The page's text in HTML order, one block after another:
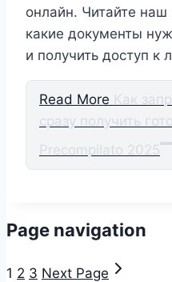
онлайн. Читайте наш
какие документы
и получить доступ к
Read More Как
сразу получить
Precompilato 2025
Page navigation
1 2 3 Next Page